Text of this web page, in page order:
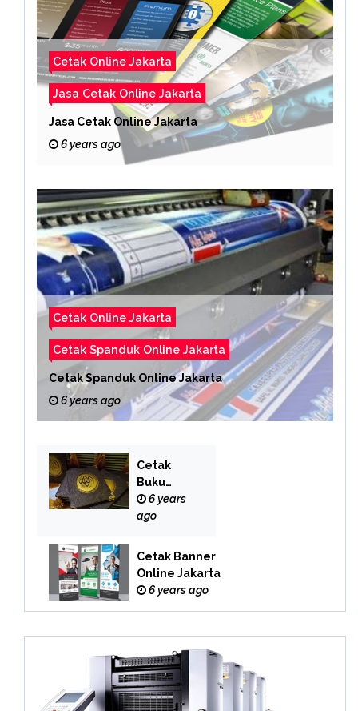
Cetak Online Jakarta
Jasa Cetak Online Jakarta
Jasa Cetak Online Jakarta
6 years ago
Cetak Online Jakarta
Cetak Spanduk Online Jakarta
Cetak Spanduk Online Jakarta
6 years ago
Cetak
Buku
Yasin
Online
6 years
ago
Cetak Banner
Online Jakarta
6 years ago